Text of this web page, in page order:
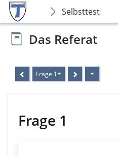
Selbsttest
Das Referat
Frage 1
Frage 1